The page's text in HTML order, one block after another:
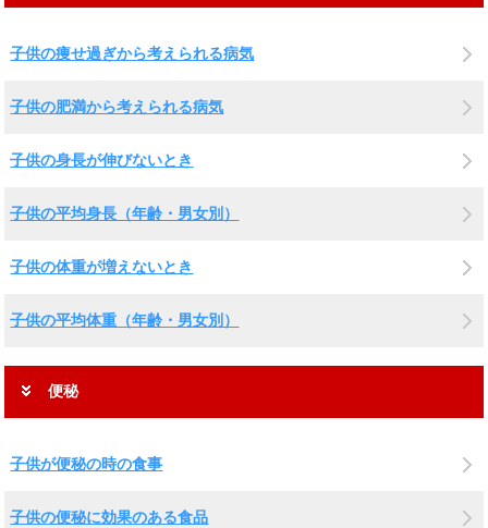
子供の痩せ過ぎから考えられる病気
子供の肥満から考えられる病気
子供の身長が伸びないとき
子供の平均身長（年齢・男女別）
子供の体重が増えないとき
子供の平均体重（年齢・男女別）
便秘
子供が便秘の時の食事
子供の便秘に効果のある食品